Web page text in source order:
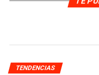
TENDENCIAS